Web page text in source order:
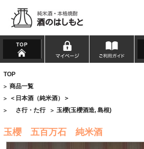
TOP
> 商品一覧
> ＜日本酒（純米酒）＞
> さ行・た行 > 玉櫻(玉櫻酒造, 島根)
玉櫻 五百万石 純米酒